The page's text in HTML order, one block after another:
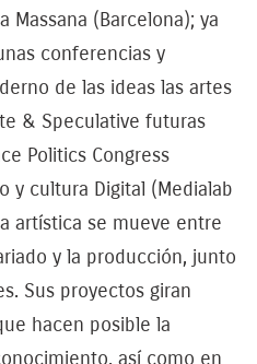
Massana (Barcelona); ya
conferencias y
de las ideas las artes
& Speculative futuras
Politics Congress
y cultura Digital (Medialab
artística se mueve entre
y la producción, junto
Sus proyectos giran
hacen posible la
así como en